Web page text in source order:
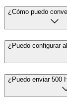
¿Cómo puedo
¿Puedo configurar
¿Puedo enviar 500